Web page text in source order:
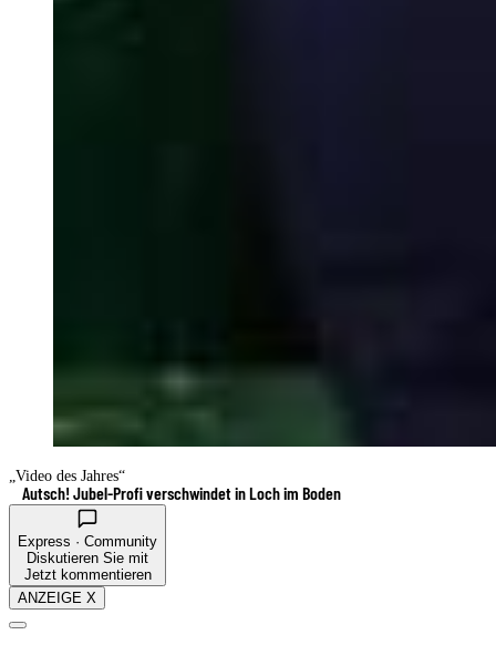
„Video des Jahres“
Autsch! Jubel-Profi verschwindet in Loch im Boden
Express · Community
Diskutieren Sie mit
Jetzt kommentieren
ANZEIGE X